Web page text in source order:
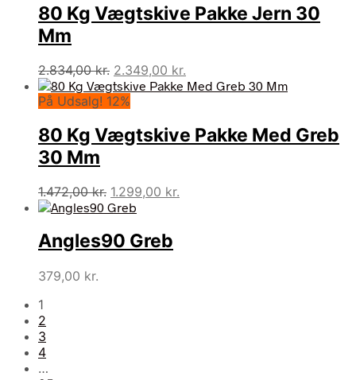
2.334,00 kr..1.749,00 kr..
80 Kg Vægtskive Pakke Jern 30
Mm
2.834,00kr. Den
oprindelige
pris
2.834,00 kr..
2.349,00 kr.
aktuelle
2.349,00 kr..
På Udsalg! 12%
80 Kg Vægtskive Pakke Med Greb
30 Mm
1.472,00kr. Den
oprindelige
var:
1.472,00 kr..
1.299,00 kr.
Angles90 Greb
379,00 kr.
1
2
3
4
…